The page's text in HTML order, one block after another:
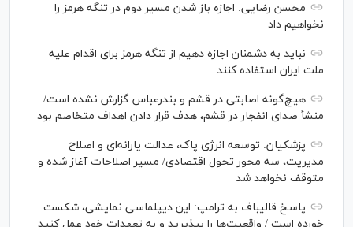
محسن رضایی: اجازه باز شدن مسیر دوم در تنگه هرمز را
نخواهیم داد
نباید به دشمنان اجازه دهیم از تنگه هرمز برای اقدام علیه
ملت ایران استفاده کنند
هیچ‌گونه اصابتی در قشم و بندرعباس گزارش نشده است/
منشأ صدای انفجار در قشم، هدف قرار دادن اهداف متخاصم بود
پزشکیان: توسعه انرژی پاک، عدالت یارانه‌ای و اصلاح
مدیریت، سه محور تحول اقتصادی/ مسیر اصلاحات آغاز شده و
متوقف نخواهد شد
پاسخ قالیباف به ترامپ: این دیپلماسی نمایشی، شکست